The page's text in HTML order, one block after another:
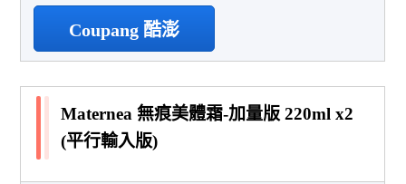
Coupang 酷澎
Maternea 無痕美體霜-加量版 220ml x2
(平行輸入版)